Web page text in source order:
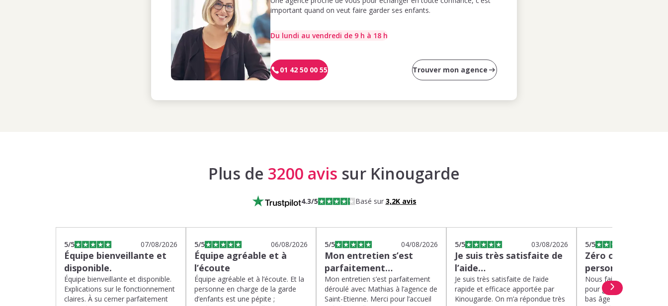
important quand on veut faire garder ses enfants.
Du lundi au vendredi de 9 h à 18 h
01 42 50 00 55 Trouver mon agence
Plus de 3200 avis sur Kinougarde
4.3/5 Basé sur 3,2Kavis
5/5 07/08/2026
Équipe bienveillante et
disponible.
Équipe bienveillante et disponible.
Explications sur le fonctionnement
claires. À su cerner parfaitement
5/5 06/08/2026
Équipe agréable et à
l’écoute
Équipe agréable et à l’écoute. Et la
personne en charge de la garde
d’enfants est une pépite ;
5/5 04/08/2026
Mon entretien s’est
parfaitement…
Mon entretien s’est parfaitement
déroulé avec Mathias à l’agence de
Saint-Etienne. Merci pour l’accueil
5/5 03/08/2026
Je suis très satisfaite de
l’aide…
Je suis très satisfaite de l’aide
rapide et efficace apportée par
Kinougarde. On m’a répondue très
5/5
Zéro charge
personnel de
Nous faisons appel à
pour garder nos deux
bas âge le mercredi